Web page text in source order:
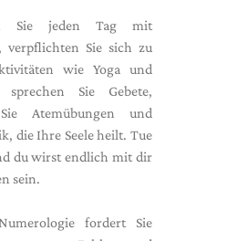
Sie jeden Tag mit
verpflichten Sie sich zu
wie Yoga und
sprechen Sie Gebete,
Atemübungen und
die Ihre Seele heilt. Tue
du wirst endlich mit dir
sein.
fordert Sie